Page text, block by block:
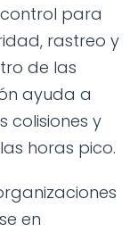
para
rastreo y
de las
ayuda a
colisiones y
horas pico.
en